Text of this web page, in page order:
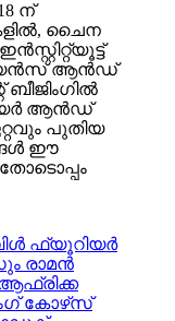
ന്
ചൈന
ആൻഡ്
ഫയർ ആൻഡ്
പുതിയ
ഈ